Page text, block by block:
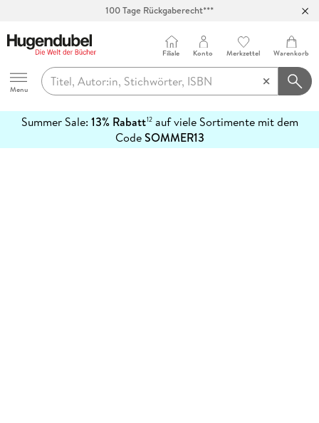
100 Tage Rückgaberecht***
Hugendubel
Menu
Filiale Konto Merkzettel Warenkorb
Summer Sale: 13% Rabatt12auf viele Sortimente mit dem
CodeSOMMER13
erfahren